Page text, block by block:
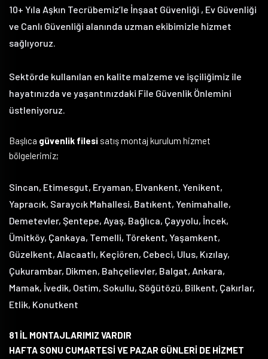
10+ Yıla Aşkın Tecrübemiz’le İnşaat Güvenliği , Ev Güvenliği
ve Canlı Güvenliği alanında uzman ekibimizle hizmet
sağlıyoruz.
Sektörde kullanılan en kalite malzeme ve işçiliğimiz ile
hayatınızda ve yaşantınızdaki File Güvenlik Önlemini
üstleniyoruz.
Başlıca güvenlik filesi satış montaj kurulum hizmet
bölgelerimiz;
Sincan, Etimesgut, Eryaman, Elvankent, Yenikent,
Yapracık, Saraycık Mahallesi, Batıkent, Yenimahalle,
Demetevler, Şentepe, Ayaş, Bağlıca, Çayyolu, İncek,
Ümitköy, Çankaya, Temelli, Törekent, Yaşamkent,
Güzelkent, Alacaatlı, Keçiören, Cebeci, Ulus, Kızılay,
Çukurambar, Dikmen, Bahçelievler, Balgat, Ankara,
Mamak, İvedik, Ostim, Sokullu, Söğütözü, Bilkent, Çakırlar,
Etlik, Konutkent
81 İL MONTAJLARIMIZ VARDIR
HAFTA SONU CUMARTESİ VE PAZAR GÜNLERİ DE HİZMET